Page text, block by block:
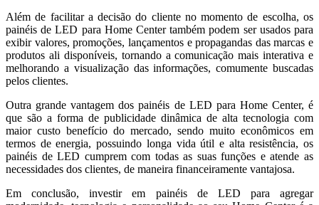
Além de facilitar a decisão do cliente no momento de escolha, os
painéis de LED para Home Center também podem ser usados para
exibir valores, promoções, lançamentos e propagandas das marcas e
produtos ali disponíveis, tornando a comunicação mais interativa e
melhorando a visualização das informações, comumente buscadas
pelos clientes.
Outra grande vantagem dos painéis de LED para Home Center, é
que são a forma de publicidade dinâmica de alta tecnologia com
maior custo benefício do mercado, sendo muito econômicos em
termos de energia, possuindo longa vida útil e alta resistência, os
painéis de LED cumprem com todas as suas funções e atende as
necessidades dos clientes, de maneira financeiramente vantajosa.
Em conclusão, investir em painéis de LED para agregar